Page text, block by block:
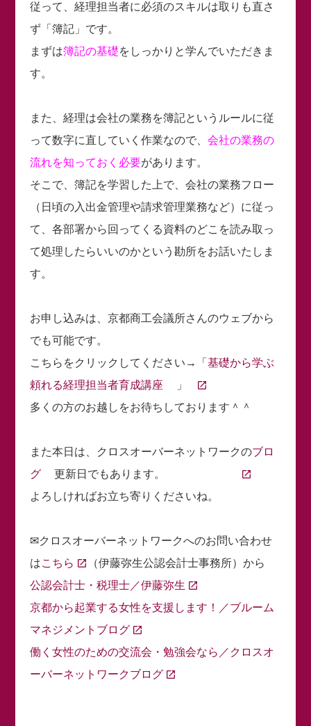
従って、経理担当者に必須のスキルは取りも直さ
ず「簿記」です。
まずは簿記の基礎をしっかりと学んでいただきま
す。
また、経理は会社の業務を簿記というルールに従
って数字に直していく作業なので、 会社の業務の
流れを知っておく必要があります。
そこで、簿記を学習した上で、会社の業務フロー
（日頃の入出金管理や請求管理業務など）に従っ
て、各部署から回ってくる資料のどこを読み取っ
て処理したらいいのかという勘所をお話いたしま
す。
お申し込みは、京都商工会議所さんのウェブから
でも可能です。
こちらをクリックしてください→「 基礎から学ぶ
頼れる経理担当者育成講座
」
多くの方のお越しをお待ちしております＾＾
また本日は、クロスオーバーネットワークのブロ
グ
更新日でもあります。
よろしければお立ち寄りくださいね。
✉クロスオーバーネットワークへのお問い合わせ
はこちら
（伊藤弥生公認会計士事務所）から
公認会計士・税理士／伊藤弥生
京都から起業する女性を支援します！／ブルーム
マネジメントブログ
働く女性のための交流会・勉強会なら／クロスオ
ーバーネットワークブログ